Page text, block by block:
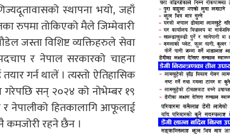
स्थापना भयो, जहाँ
रुपमा तोकिएको मैले जिम्मेवारी
जस्ता विशिष्ट व्यक्तिहरुले सेवा
र नेपाल सरकारको चाहना
गर्न थालें । त्यस्तो ऐतिहासिक
गरेपछि सन् २०२४ को नोभेम्बर १९
नेपालीको हितकालागि आफूलाई
कमजोरी रहने छैन ।